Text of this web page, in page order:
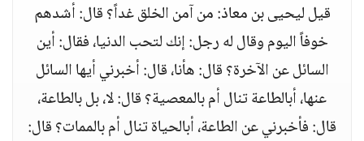
قيل ليحيى بن معاذ: من آمن الخلق غداً؟ قال: أشدهم
خوفاً اليوم وقال له رجل: إنك لتحب الدنيا، فقال: أين
السائل عن الآخرة؟ قال: هأنا، قال: أخبرني أيها السائل
عنها، أبالطاعة تنال أم بالمعصية؟ قال: لا، بل بالطاعة،
قال: فأخبرني عن الطاعة، أبالحياة تنال أم بالممات؟ قال: